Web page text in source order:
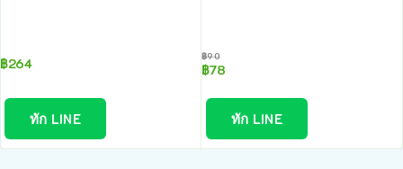
฿264
ทัก LINE
฿90
฿78
ทัก LINE